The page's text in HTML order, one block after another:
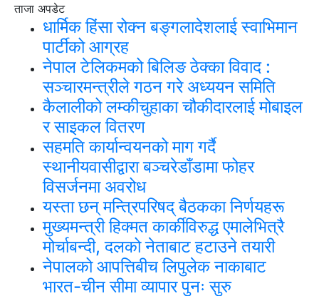
ताजा अपडेट
धार्मिक हिंसा रोक्न बङ्गलादेशलाई स्वाभिमान
पार्टीको आग्रह
नेपाल टेलिकमको बिलिङ ठेक्का विवाद :
सञ्चारमन्त्रीले गठन गरे अध्ययन समिति
कैलालीको लम्कीचुहाका चौकीदारलाई मोबाइल
र साइकल वितरण
सहमति कार्यान्वयनको माग गर्दै
स्थानीयवासीद्वारा बञ्चरेडाँडामा फोहर
विसर्जनमा अवरोध
यस्ता छन् मन्त्रिपरिषद् बैठकका निर्णयहरू
मुख्यमन्त्री हिक्मत कार्कीविरुद्ध एमालेभित्रै
मोर्चाबन्दी, दलको नेताबाट हटाउने तयारी
नेपालको आपत्तिबीच लिपुलेक नाकाबाट
भारत-चीन सीमा व्यापार पुनः सुरु